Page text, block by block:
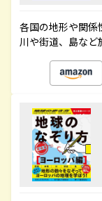
各国の地形や関係
川や街道、島など